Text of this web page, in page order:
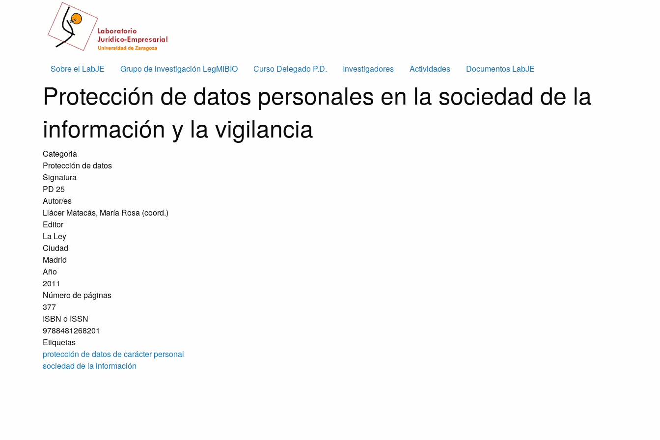
Skip to main content
Main
navigation
Sobre el LabJE Grupo de investigación LegMIBIO Curso Delegado P.D. Investigadores Actividades Documentos LabJE
Protección de datos personales en la sociedad de la
información y la vigilancia
Categoria
Protección de datos
Signatura
PD 25
Autor/es
Llácer Matacás, María Rosa (coord.)
Editor
La Ley
Ciudad
Madrid
Año
2011
Número de páginas
377
ISBN o ISSN
9788481268201
Etiquetas
protección de datos de carácter personal
sociedad de la información